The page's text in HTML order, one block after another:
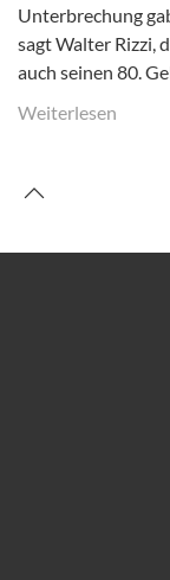
Unterbrechung
sagt Walter Rizzi,
auch seinen 80.
Weiterlesen